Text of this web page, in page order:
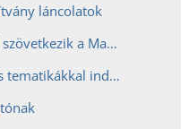
láncolatok
Indiai egyetemmel szövetkezik a Magyar Képzőművészeti Egyetem
Szakrális és kortárs tematikákkal indul újra a Képző nagysikerű művészeti előadás-sorozata